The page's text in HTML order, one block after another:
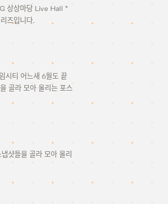
상상마당 Live Hall *
즈입니다.
시티 어느새 6월도 끝
골라 모아 올리는 포스
샷들을 골라 모아 올리